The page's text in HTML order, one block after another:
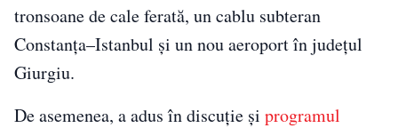
tronsoane de cale ferată, un cablu subteran
Constanța–Istanbul și un nou aeroport în județul
Giurgiu.
De asemenea, a adus în discuție și programul